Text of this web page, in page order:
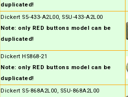
duplicated!
Dickert S5-433-A2L00, S5U-433-A2L00
Note: only RED buttons model can be
duplicated!
Dickert HS868-21
Note: only RED buttons model can be
duplicated!
Dickert S5-868A2L00, S5U-868A2L00